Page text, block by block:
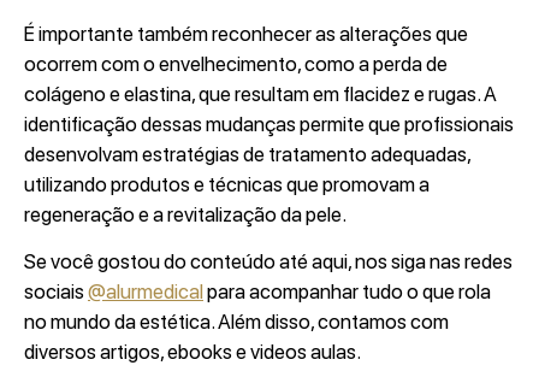
É importante também reconhecer as alterações que
ocorrem com o envelhecimento, como a perda de
colágeno e elastina, que resultam em flacidez e rugas. A
identificação dessas mudanças permite que profissionais
desenvolvam estratégias de tratamento adequadas,
utilizando produtos e técnicas que promovam a
regeneração e a revitalização da pele.
Se você gostou do conteúdo até aqui, nos siga nas redes
sociais @alurmedicalpara acompanhar tudo o que rola
no mundo da estética. Além disso, contamos com
diversos artigos, ebooks e videos aulas.